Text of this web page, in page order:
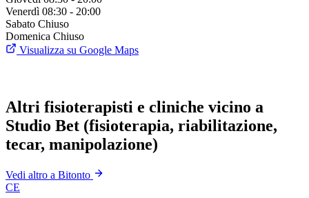
Venerdì 08:30 - 20:00
Sabato Chiuso
Domenica Chiuso
Visualizza su Google Maps
Altri fisioterapisti e cliniche vicino a
Studio Bet (fisioterapia, riabilitazione,
tecar, manipolazione)
Vedi altro a Bitonto
CE